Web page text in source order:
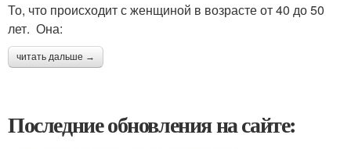
То, что происходит с женщиной в возрасте от 40 до 50
лет. Она:
читать дальше →
Последние обновления на сайте: